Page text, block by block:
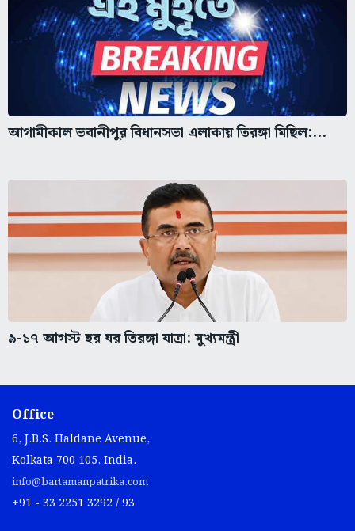
আগামীকাল ভবানীপুর বিধানসভা এলাকায় তিরঙ্গা মিছিল:...
৯-১৭ আগস্ট হর ঘর তিরঙ্গা যাত্রা: মুখ্যমন্ত্রী
Office
6, J.B.S. Haldane Avenue,
Kolkata 700 105, India.
info@bartamanpatrika.com
+91 - 33 2251 3292 / 93